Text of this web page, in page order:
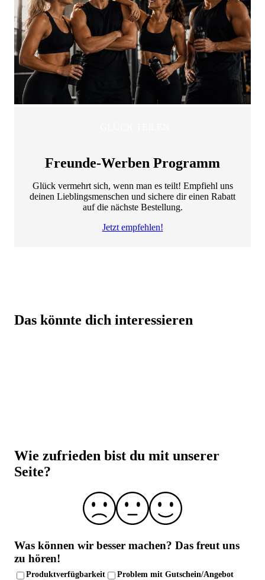
Freunde-Werben Programm
Glück vermehrt sich, wenn man es teilt! Empfiehl uns
deinen Lieblingsmenschen und sichere dir einen Rabatt
auf die nächste Bestellung.
Jetzt empfehlen!
Das könnte dich interessieren
Beste Qualität zum besten Preis – dafür steht BODYLAB
Wie zufrieden bist du mit unserer
Seite?
Was können wir besser machen? Das freut uns
zu hören!
Produktverfügbarkeit
Problem mit Gutschein/Angebot